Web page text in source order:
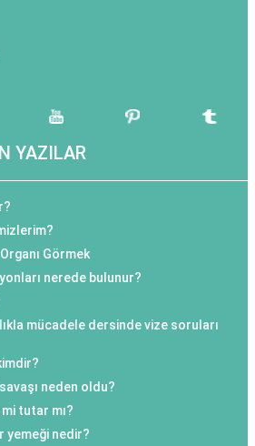
YAZILAR
Görmek
nerede bulunur?
mücadele dersinde vize soruları
neden oldu?
mi tutar mı?
yemeği nedir?